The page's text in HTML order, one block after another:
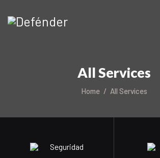
All Services
Home All Services
Seguridad
NOSOTROS
PRODUCTOS
RECURSOS
CONTACTO